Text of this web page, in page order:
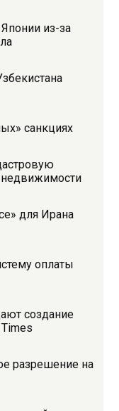
из-за
санкциях
недвижимости
для Ирана
оплаты
создание
разрешение на